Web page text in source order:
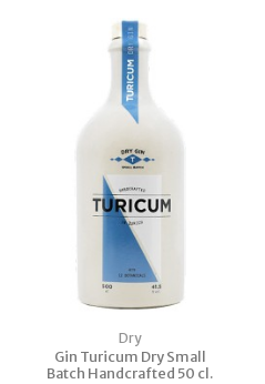
Dry
Gin Turicum Dry Small
Batch Handcrafted 50 cl.